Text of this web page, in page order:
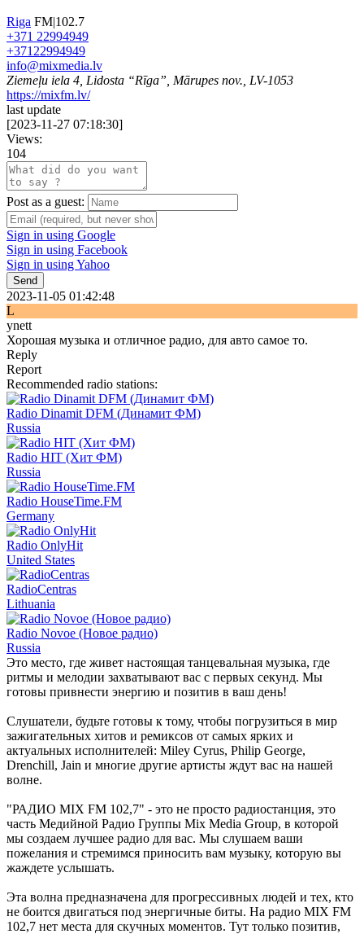
Riga FM|102.7
+371 22994949
+37122994949
info@mixmedia.lv
Ziemeļu iela 4, Lidosta “Rīga”, Mārupes nov., LV-1053
https://mixfm.lv/
last update
[2023-11-27 07:18:30]
Views:
104
Post as a guest:
Sign in using Google
Sign in using Facebook
Sign in using Yahoo
Send
2023-11-05 01:42:48
L
ynett
Хорошая музыка и отличное радио, для авто самое то.
Reply
Report
Recommended radio stations:
Radio Dinamit DFM (Динамит ФМ)
Russia
Radio HIT (Хит ФМ)
Russia
Radio HouseTime.FM
Germany
Radio OnlyHit
United States
RadioCentras
Lithuania
Radio Novoe (Новое радио)
Russia
Это место, где живет настоящая танцевальная музыка, где
ритмы и мелодии захватывают вас с первых секунд. Мы
готовы привнести энергию и позитив в ваш день!
Слушатели, будьте готовы к тому, чтобы погрузиться в мир
зажигательных хитов и ремиксов от самых ярких и
актуальных исполнителей: Miley Cyrus, Philip George,
Drenchill, Jain и многие другие артисты ждут вас на нашей
волне.
"РАДИО MIX FM 102,7" - это не просто радиостанция, это
часть Медийной Радио Группы Mix Media Group, в которой
мы создаем лучшее радио для вас. Мы слушаем ваши
пожелания и стремимся приносить вам музыку, которую вы
жаждете услышать.
Эта волна предназначена для прогрессивных людей и тех, кто
не боится двигаться под энергичные биты. На радио MIX FM
102,7 нет места для скучных моментов. Тут только позитив,